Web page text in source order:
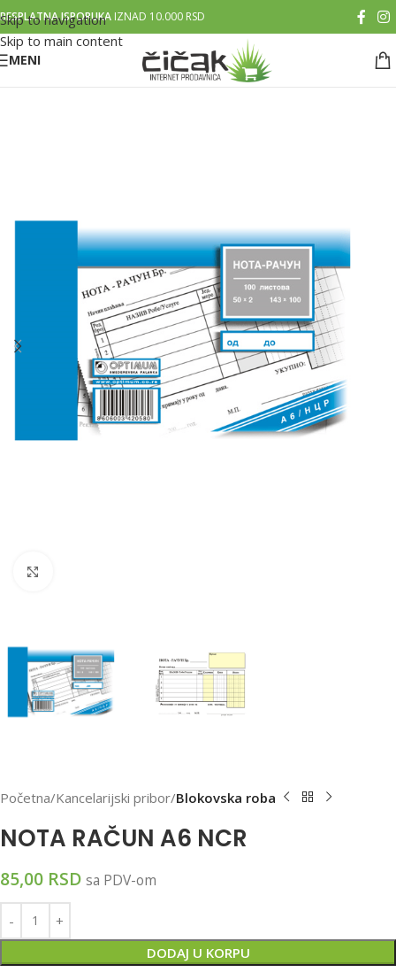
Skip to navigation
Skip to main content
BESPLATNA ISPORUKA IZNAD 10.000 RSD
MENI
Početna Kancelarijski pribor Blokovska roba
NOTA RAČUN A6 NCR
85,00 RSD sa PDV-om
DODAJ U KORPU